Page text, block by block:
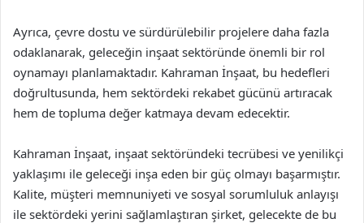
Ayrıca, çevre dostu ve sürdürülebilir projelere daha fazla
odaklanarak, geleceğin inşaat sektöründe önemli bir rol
oynamayı planlamaktadır. Kahraman İnşaat, bu hedefleri
doğrultusunda, hem sektördeki rekabet gücünü artıracak
hem de topluma değer katmaya devam edecektir.
Kahraman İnşaat, inşaat sektöründeki tecrübesi ve yenilikçi
yaklaşımı ile geleceği inşa eden bir güç olmayı başarmıştır.
Kalite, müşteri memnuniyeti ve sosyal sorumluluk anlayışı
ile sektördeki yerini sağlamlaştıran şirket, gelecekte de bu